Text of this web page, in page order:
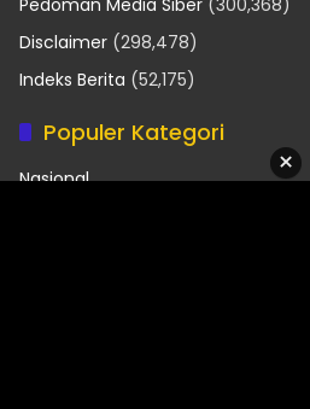
Disclaimer (298,478)
Indeks Berita (52,175)
Populer Kategori
Nasional
×